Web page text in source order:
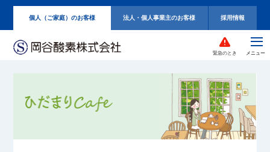
個人（ご家庭）のお客様 法人・個人事業主のお客様 採用情報
緊急のとき